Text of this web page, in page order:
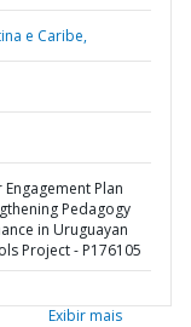
e Caribe,
Plan
Pedagogy
in Uruguayan
Project - P176105
Exibir mais